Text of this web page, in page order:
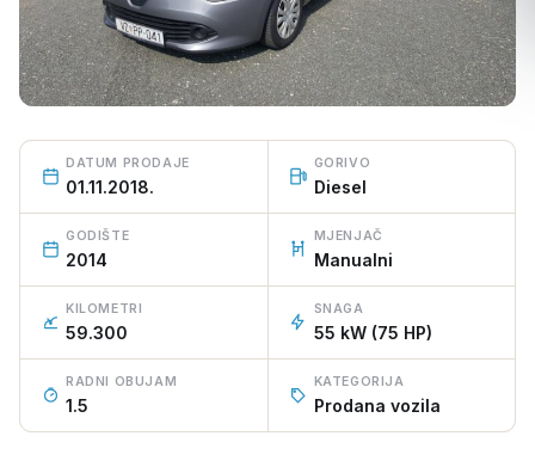
DATUM PRODAJE
01.11.2018.
GORIVO
Diesel
GODIŠTE
2014
MJENJAČ
Manualni
KILOMETRI
59.300
SNAGA
55 kW (75 HP)
RADNI OBUJAM
1.5
KATEGORIJA
Prodana vozila